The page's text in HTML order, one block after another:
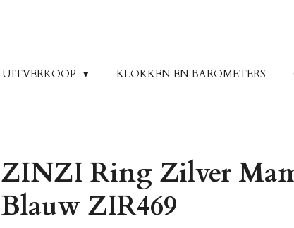
UITVERKOOP KLOKKEN EN BAROMETERS
ZINZI Ring Zilver
Blauw ZIR469